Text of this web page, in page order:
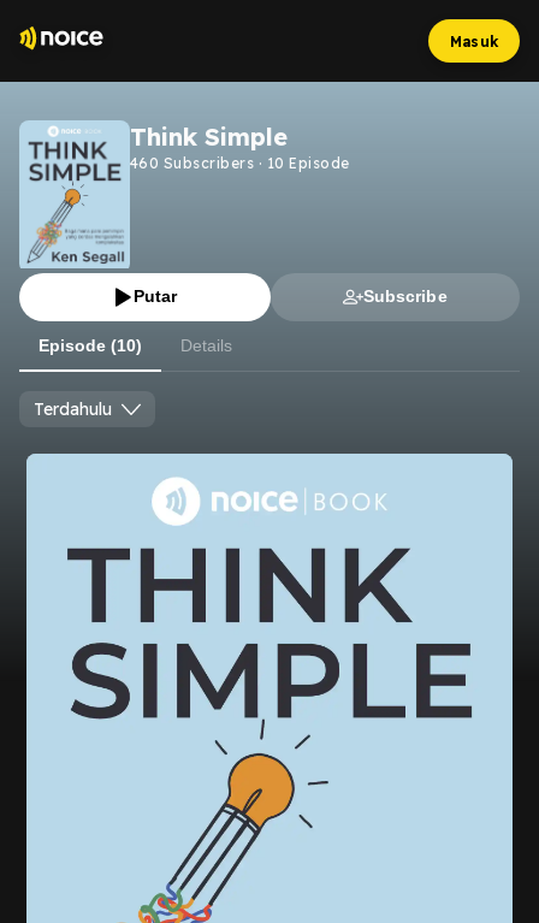
Masuk
Think Simple
460 Subscribers · 10 Episode
Putar Subscribe
Episode (10) Details
Terdahulu